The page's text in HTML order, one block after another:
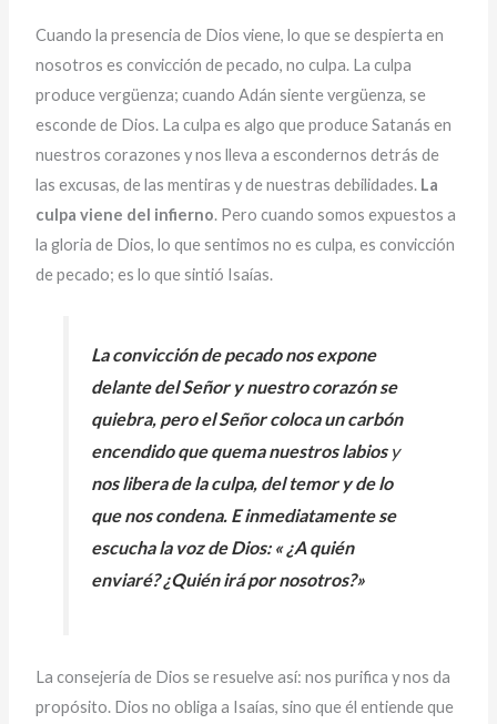
Cuando la presencia de Dios viene, lo que se despierta en
nosotros es convicción de pecado, no culpa. La culpa
produce vergüenza; cuando Adán siente vergüenza, se
esconde de Dios. La culpa es algo que produce Satanás en
nuestros corazones y nos lleva a escondernos detrás de
las excusas, de las mentiras y de nuestras debilidades. La
culpa viene del infierno. Pero cuando somos expuestos a
la gloria de Dios, lo que sentimos no es culpa, es convicción
de pecado; es lo que sintió Isaías.
La convicción de pecado nos expone
delante del Señor y nuestro corazón se
quiebra, pero el Señor coloca un carbón
encendido que quema nuestros labiosy
nos libera de la culpa, del temor y de lo
que nos condena. E inmediatamente se
escucha la voz de Dios: « ¿A quién
enviaré? ¿Quién irá por nosotros?»
La consejería de Dios se resuelve así: nos purifica y nos da
propósito. Dios no obliga a Isaías, sino que él entiende que